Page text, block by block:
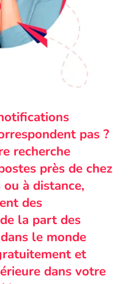
pas ?
recherche
près de chez
à distance,
des
la part des
le monde
et
dans votre